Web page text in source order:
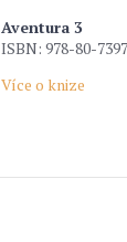
Aventura 3
ISBN: 978-80-
Více o knize